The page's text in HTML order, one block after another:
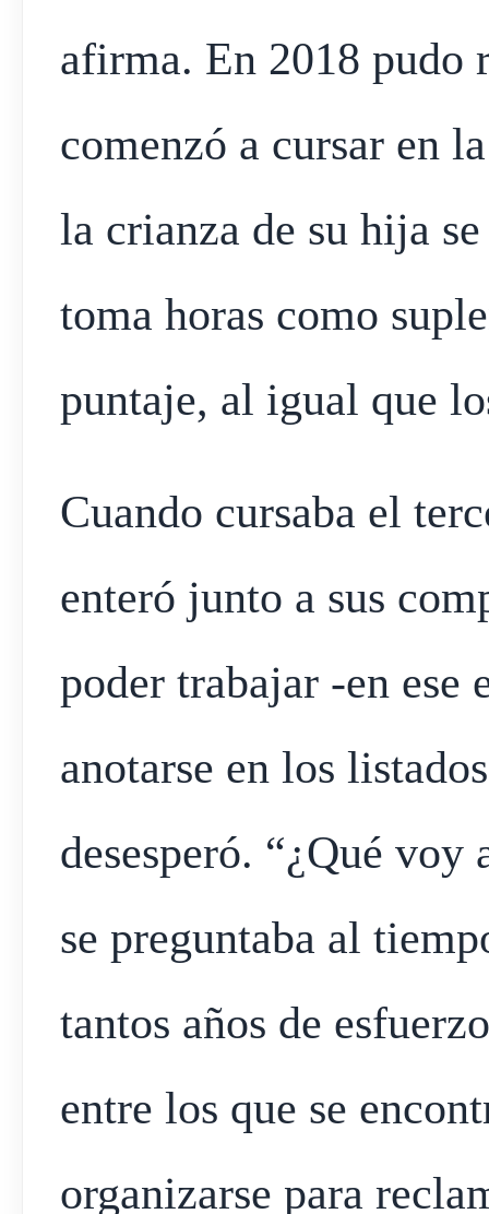
afirma. En 2018 pudo
comenzó a cursar en
la crianza de su hija
toma horas como
puntaje, al igual que
Cuando cursaba el
enteró junto a sus
poder trabajar -en ese
anotarse en los
desesperó. “¿Qué voy
se preguntaba al
tantos años de
entre los que se
organizarse para